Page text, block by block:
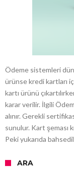
Ödeme sistemleri
ürünse kredi kartları
kartı ürünü
karar verilir. İlgili
alınır. Gerekli
sunulur. Kart şeması
Peki yukarıda
ARA